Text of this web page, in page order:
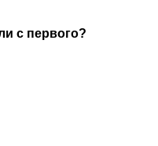
зависит от стоимости
с первого?